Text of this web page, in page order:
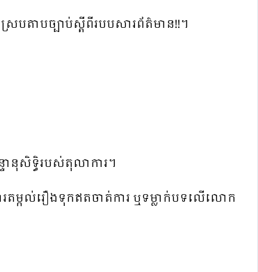
បតាបច្បាប់ស្ដីពីរបបសារព័ត៌មាន!!។
ានុសិទ្ធិរបស់តុលាការ។
ម្កល់រឿងទុកឥតចាត់ការ ឬទម្លាក់បទលើលោក